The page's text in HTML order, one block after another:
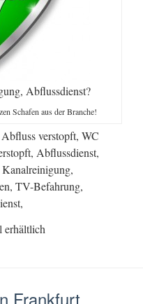
Abflussdienst?
Schafen aus der Branche!
verstopft, WC
Abflussdienst,
TV-Befahrung,
erhältlich
Frankfurt,